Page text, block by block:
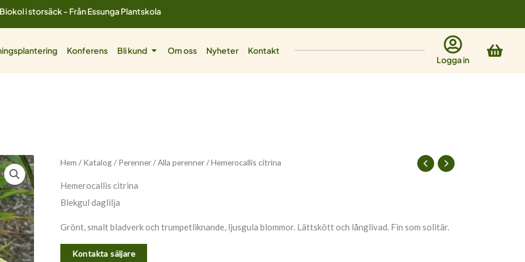
i storsäck - Från Essunga Plantskola
Konferens Bli kund Öppna Bli kund
Om oss Nyheter
Kontakt
Logga in
Hem / Katalog/ Perenner/Alla perenner/ Hemerocallis citrina
Hemerocallis citrina
Blekgul daglilja
Grönt, smalt bladverk och trumpetliknande, ljusgula blommor. Lättskött och långlivad. Fin som solitär.
Kontakta säljare